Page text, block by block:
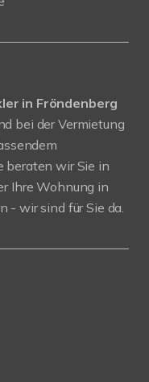
in Fröndenberg
bei der Vermietung
beraten wir Sie in
Ihre Wohnung in
- wir sind für Sie da.